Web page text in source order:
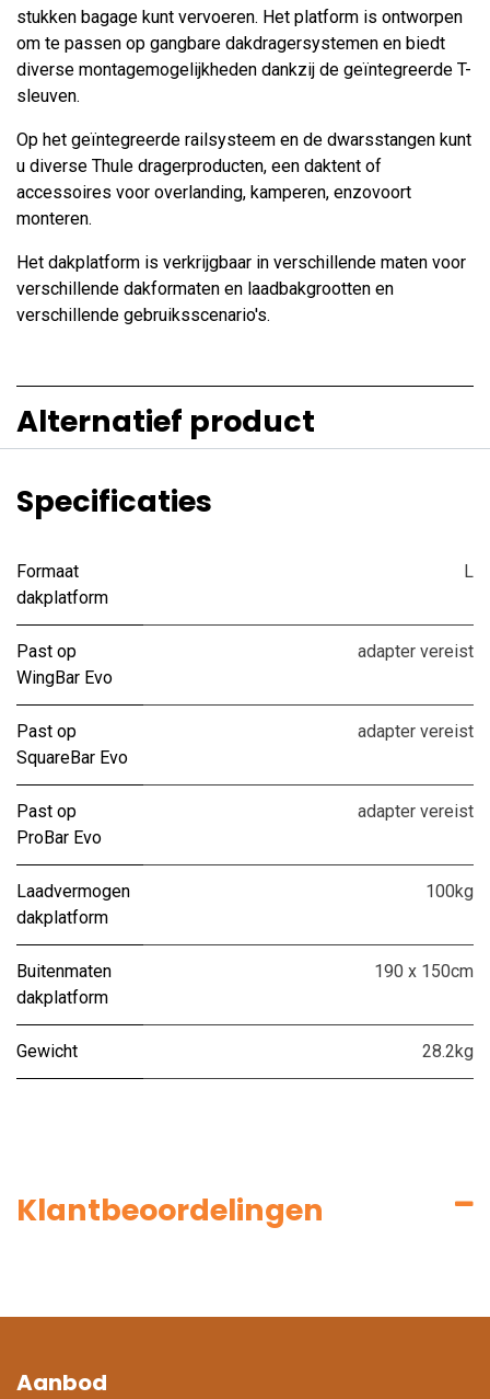
stukken bagage kunt vervoeren. Het platform is ontworpen
om te passen op gangbare dakdragersystemen en biedt
diverse montagemogelijkheden dankzij de geïntegreerde T-
sleuven.
Op het geïntegreerde railsysteem en de dwarsstangen kunt
u diverse Thule dragerproducten, een daktent of
accessoires voor overlanding, kamperen, enzovoort
monteren.
Het dakplatform is verkrijgbaar in verschillende maten voor
verschillende dakformaten en laadbakgrootten en
verschillende gebruiksscenario's.
Alternatief product
Specificaties
Formaat
dakplatform
L
Past op
WingBar Evo
adapter vereist
Past op
SquareBar Evo
adapter vereist
Past op
ProBar Evo
adapter vereist
Laadvermogen
dakplatform
100kg
Buitenmaten
dakplatform
190 x 150cm
Gewicht 28.2kg
Klantbeoordelingen
Aanbod